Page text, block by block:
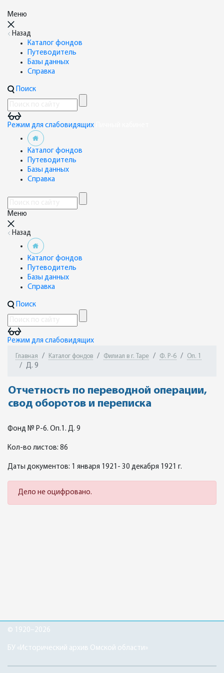
Меню
Назад
Каталог фондов
Путеводитель
Базы данных
Справка
Поиск
Режим для слабовидящих
Каталог фондов
Путеводитель
Базы данных
Справка
Меню
Назад
Каталог фондов
Путеводитель
Базы данных
Справка
Поиск
Режим для слабовидящих
Главная Каталог фондов Филиал в г. Таре Ф. Р-6 Оп. 1
Д. 9
Отчетность по переводной операции,
свод оборотов и переписка
Фонд № Р-6. Оп.1. Д. 9
Кол-во листов: 86
Даты документов: 1 января 1921- 30 декабря 1921 г.
Дело не оцифровано.
© 1920–2026
БУ «Исторический архив Омской области»